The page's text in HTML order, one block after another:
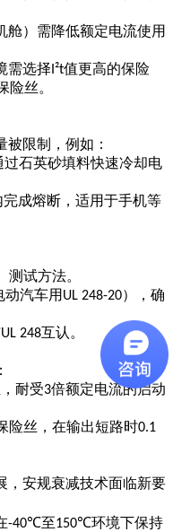
舱）需降低额定电流使用
需选择 I²t值更高的保险
险丝。
限制，例如：
过石英砂填料快速冷却电
完成熔断，适用于手机等
测试方法。
动汽车用 UL 248-20），确
UL 248互认。
耐受3倍额定电流的启动
险丝，在输出短路时0.1
，安规衰减技术面临新要
-40℃至150℃环境下保持